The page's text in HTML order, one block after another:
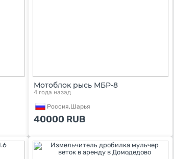
Мотоблок рысь МБР-8
4 года назад
Россия,Шарья
40000 RUB